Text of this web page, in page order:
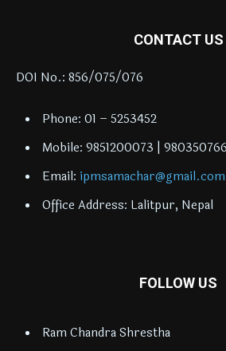
CONTACT US
DOI No.: 856/075/076
Phone: 01 – 5253452
Mobile: 9851200073 |
Email: ipmsamachar@gmail.com
Office Address: Lalitpur, Nepal
FOLLOW US
Ram Chandra Shrestha